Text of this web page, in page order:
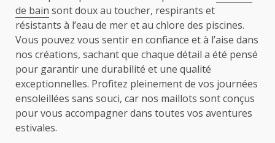
de bain sont doux au toucher, respirants et
résistants à l’eau de mer et au chlore des piscines.
Vous pouvez vous sentir en confiance et à l’aise dans
nos créations, sachant que chaque détail a été pensé
pour garantir une durabilité et une qualité
exceptionnelles. Profitez pleinement de vos journées
ensoleillées sans souci, car nos maillots sont conçus
pour vous accompagner dans toutes vos aventures
estivales.